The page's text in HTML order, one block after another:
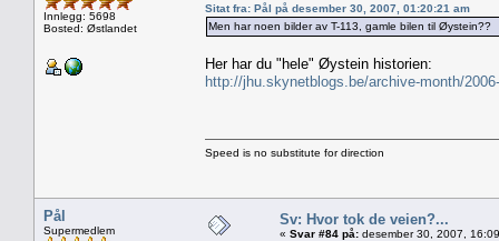
Innlegg: 5698
Bosted: Østlandet
Sitat fra: Pål på desember 30, 2007, 01:20:21 am
Men har noen bilder av T-113, gamle bilen til Øystein??
Her har du "hele" Øystein historien:
http://jhu.skynetblogs.be/archive-month/
Speed is no substitute for direction
Pål
Supermedlem
Sv: Hvor tok de veien?...
« Svar #84 på: desember 30, 2007,